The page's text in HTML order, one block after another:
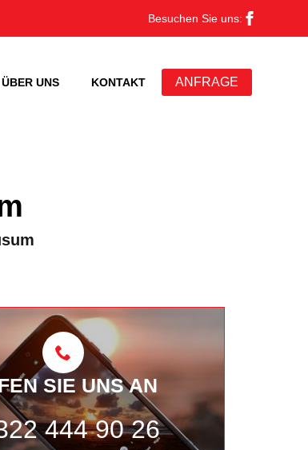
Besuchen Sie uns:
ÜBER UNS KONTAKT ANFRAGE
SIE UNS AN
444 90 26